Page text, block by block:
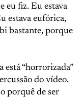
eu fiz. Eu estava
estava eufórica,
bastante, porque
“horrorizada”
do vídeo.
porquê de ser